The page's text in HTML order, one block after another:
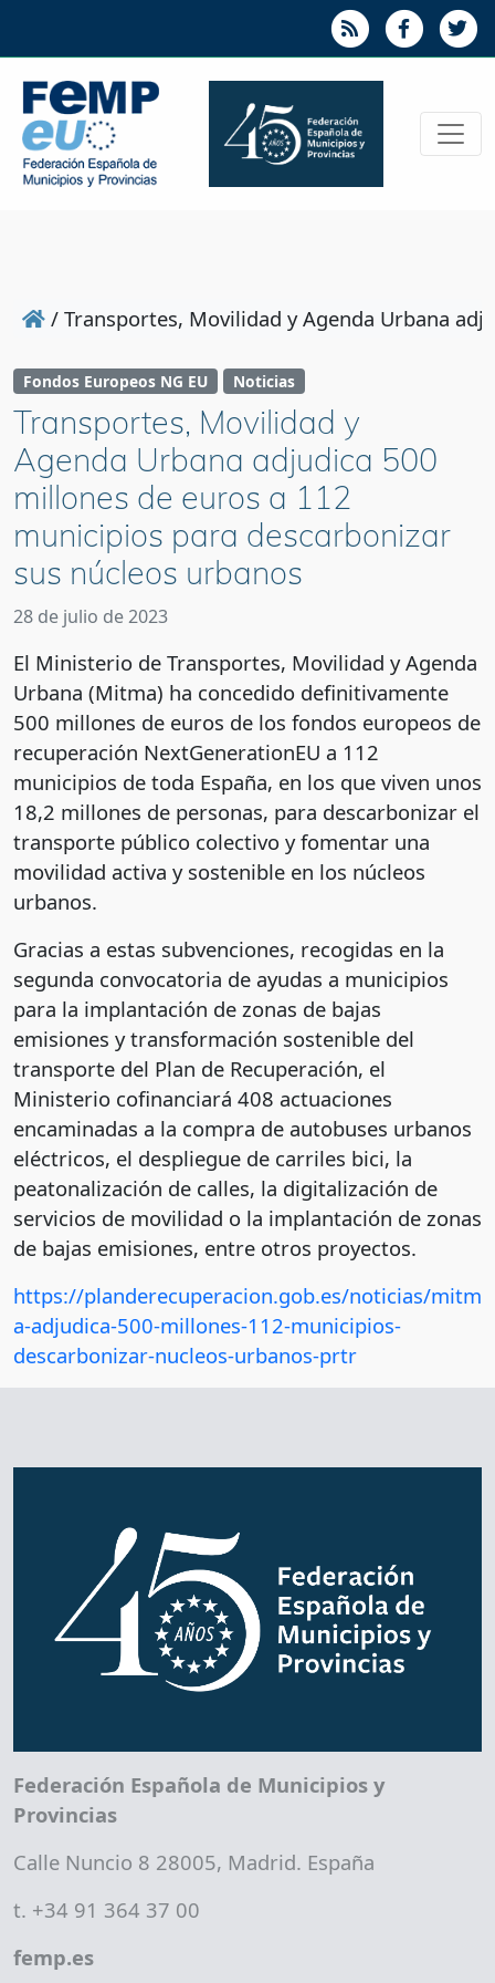
/ Transportes, Movilidad y Agenda Urbana
Fondos Europeos NG EU Noticias
Transportes, Movilidad y
Agenda Urbana adjudica 500
millones de euros a 112
municipios para descarbonizar
sus núcleos urbanos
28 de julio de 2023
El Ministerio de Transportes, Movilidad y Agenda
Urbana (Mitma) ha concedido definitivamente
500 millones de euros de los fondos europeos de
recuperación NextGenerationEU a 112
municipios de toda España, en los que viven unos
18,2 millones de personas, para descarbonizar el
transporte público colectivo y fomentar una
movilidad activa y sostenible en los núcleos
urbanos.
Gracias a estas subvenciones, recogidas en la
segunda convocatoria de ayudas a municipios
para la implantación de zonas de bajas
emisiones y transformación sostenible del
transporte del Plan de Recuperación, el
Ministerio cofinanciará 408 actuaciones
encaminadas a la compra de autobuses urbanos
eléctricos, el despliegue de carriles bici, la
peatonalización de calles, la digitalización de
servicios de movilidad o la implantación de zonas
de bajas emisiones, entre otros proyectos.
https://planderecuperacion.gob.es/noticias/mitm
a-adjudica-500-millones-112-municipios-
descarbonizar-nucleos-urbanos-prtr
Federación Española de Municipios y
Provincias
Calle Nuncio 8 28005, Madrid. España
t. +34 91 364 37 00
femp.es